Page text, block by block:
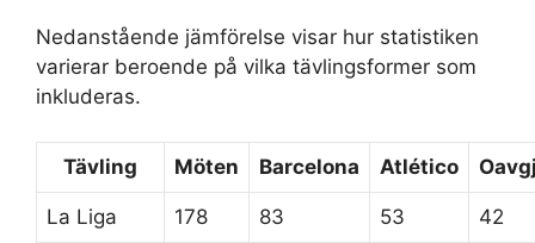
Nedanstående jämförelse visar hur statistiken
varierar beroende på vilka tävlingsformer som
inkluderas.
Tävling Möten Barcelona Atlético
La Liga 178 83 53 42